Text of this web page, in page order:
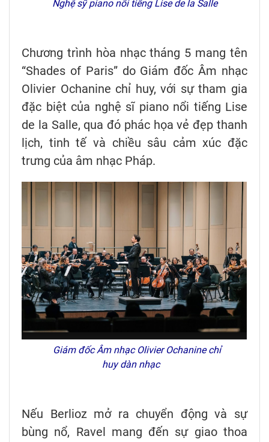
Nghệ sỹ piano nổi tiếng Lise de la Salle
Chương trình hòa nhạc tháng 5 mang tên
“Shades of Paris” do Giám đốc Âm nhạc
Olivier Ochanine chỉ huy, với sự tham gia
đặc biệt của nghệ sĩ piano nổi tiếng Lise
de la Salle, qua đó phác họa vẻ đẹp thanh
lịch, tinh tế và chiều sâu cảm xúc đặc
trưng của âm nhạc Pháp.
Giám đốc Âm nhạc Olivier Ochanine chỉ
huy dàn nhạc
Nếu Berlioz mở ra chuyển động và sự
bùng nổ, Ravel mang đến sự giao thoa